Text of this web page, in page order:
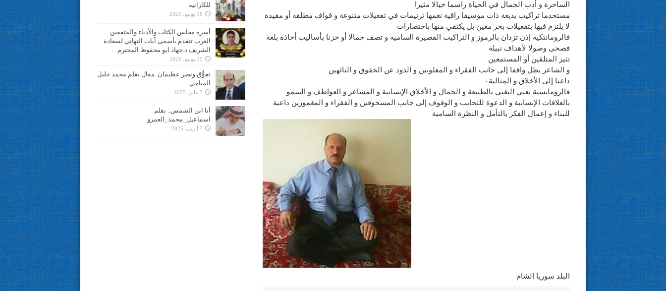
الساحرة و أدب الجمال في الحياة راسما خيالا مثيرا
مستخدما تراكيب بديعة ذات موسيقا راقية نغمها ترنيمات في تفعيلات متنوعة و قواف مطلقة أو مقيدة
لا يلتزم فيها بتفعيلات بحر معين بل يكتفي منها باختصارات
فالرومانتكية إذن تزدان بالرموز و التراكيب القصيرة السامية و تصف جمالا أو حزنا بأساليب أخاذة بلغة
فصحى وصولا لأهداف نبيلة
تثير المتلقين أو المستمعين
و الشاعر يظل واقفا إلى جانب الفقراء و المغلوبين و الذود عن الحقوق و التائهين
داعيا إلى الأخلاق و المثالية٠
فالرومانسية تعني التغني بالطبيعة و الجمال و الأخلاق الإنسانية و المشاعر و العواطف و السمو
بالعلاقات الإنسانية و الدعوة للتحابب و الوقوف إلى جانب المسحوقين و الفقراء و المغمورين داعية
للبناء و إعمال الفكر بالتأمل و النظرة السامية
البلد سوريا الشام
للكاراتيه
18 يونيو، 2025
أسرة مجلس الكتاب والأدباء والمثقفين
العرب تتقدم بأسمى آيات التهاني لسعادة
الشريف د.جهاد ابو محفوظ المحترم
15 يونيو، 2025
تفوُّق ونصر عظيمان..مقال بقلم محمد خليل
المياحي
3 مايو، 2025
أنا ابن الشمس.. بقلم
اسماعيل_محمد_العمرو
7 أبريل، 2025